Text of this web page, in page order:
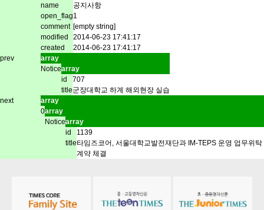
name
공지사항
open_flag1
comment [empty string]
modified
2014-06-23 17:41:17
created
2014-06-23 17:41:17
prev
array
Noticearray
id
707
title군장대학교 하계 해외현장 실습
next
array
0array
Noticearray
id
1139
title타임즈코어, 서울대학교발전재단과 IM-TEPS 운영 업무위탁
계약 체결